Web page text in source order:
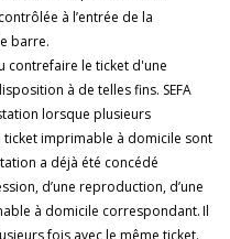
à l’entrée de la
barre.
le ticket d'une
à de telles fins. SEFA
lorsque plusieurs
imprimable à domicile sont
a déjà été concédé
d’une reproduction, d’une
à domicile correspondant. Il
fois avec le même ticket.